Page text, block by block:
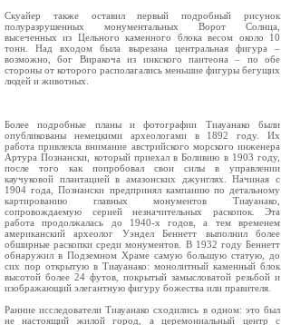
Скуайер также оставил первый подробный рисунок
полуразрушенных монументальных Ворот Солнца,
высеченных из Цельного каменного блока весом около 10
тонн. Над входом была вырезана центральная фигура –
возможно, бог Виракоча из инкского пантеона – по обе
стороны от которого располагались меньшие фигуры бегущих
людей и животных.
Более подробные планы и фотографии Тиауанако были
опубликованы немецкими археологами в 1892 году. Их
работа привлекла внимание австрийского морского инженера
Артура Познански, который приехал в Боливию в 1903 году,
после того как попробовал свои силы в управлении
каучуковой плантацией в амазонских джунглях. Начиная с
1904 года, Познански предпринял кампанию по детальному
картированию главных монументов Тиауанако,
сопровождаемую серией незначительных раскопок. Эта
работа продолжалась до 1940‑х годов, а тем временем
американский археолог Уэндел Беннетт выполнил более
обширные раскопки среди монументов. В 1932 году Беннетт
обнаружил в Подземном Храме самую большую статую, до
сих пор открытую в Тиауанако: монолитный каменный блок
высотой более 24 футов, покрытый замысловатой резьбой и
изображающий элегантную фигуру божества или правителя.
Ранние исследователи Тиауанако сходились в одном: это был
не настоящий жилой город, а церемониальный центр с